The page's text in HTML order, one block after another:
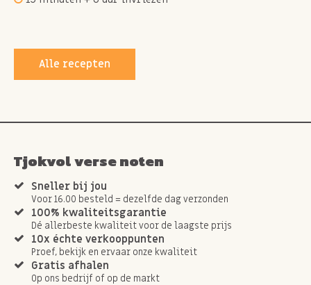
Alle recepten
Tjokvol verse noten
Sneller bij jou
Voor 16.00 besteld = dezelfde dag verzonden
100% kwaliteitsgarantie
Dé allerbeste kwaliteit voor de laagste prijs
10x échte verkooppunten
Proef, bekijk en ervaar onze kwaliteit
Gratis afhalen
Op ons bedrijf of op de markt